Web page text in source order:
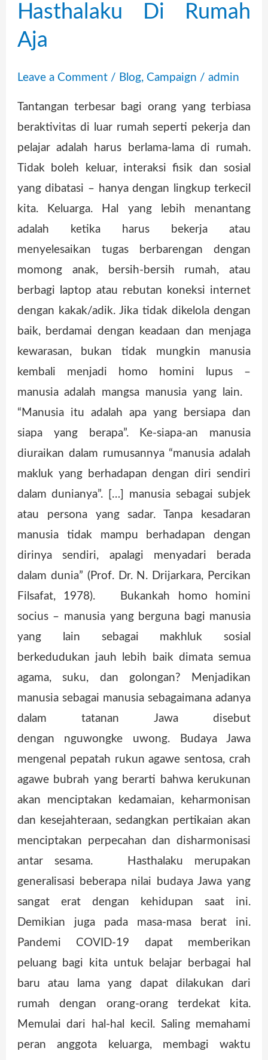
Hasthalaku Di Rumah
Aja
Leave a Comment / Blog, Campaign / admin
Tantangan terbesar bagi orang yang terbiasa
beraktivitas di luar rumah seperti pekerja dan
pelajar adalah harus berlama-lama di rumah.
Tidak boleh keluar, interaksi fisik dan sosial
yang dibatasi – hanya dengan lingkup terkecil
kita. Keluarga. Hal yang lebih menantang
adalah ketika harus bekerja atau
menyelesaikan tugas berbarengan dengan
momong anak, bersih-bersih rumah, atau
berbagi laptop atau rebutan koneksi internet
dengan kakak/adik. Jika tidak dikelola dengan
baik, berdamai dengan keadaan dan menjaga
kewarasan, bukan tidak mungkin manusia
kembali menjadi homo homini lupus –
manusia adalah mangsa manusia yang lain.
“Manusia itu adalah apa yang bersiapa dan
siapa yang berapa”. Ke-siapa-an manusia
diuraikan dalam rumusannya “manusia adalah
makluk yang berhadapan dengan diri sendiri
dalam dunianya”. […] manusia sebagai subjek
atau persona yang sadar. Tanpa kesadaran
manusia tidak mampu berhadapan dengan
dirinya sendiri, apalagi menyadari berada
dalam dunia” (Prof. Dr. N. Drijarkara, Percikan
Filsafat, 1978). Bukankah homo homini
socius – manusia yang berguna bagi manusia
yang lain sebagai makhluk sosial
berkedudukan jauh lebih baik dimata semua
agama, suku, dan golongan? Menjadikan
manusia sebagai manusia sebagaimana adanya
dalam tatanan Jawa disebut
dengan nguwongke uwong. Budaya Jawa
mengenal pepatah rukun agawe sentosa, crah
agawe bubrah yang berarti bahwa kerukunan
akan menciptakan kedamaian, keharmonisan
dan kesejahteraan, sedangkan pertikaian akan
menciptakan perpecahan dan disharmonisasi
antar sesama. Hasthalaku merupakan
generalisasi beberapa nilai budaya Jawa yang
sangat erat dengan kehidupan saat ini.
Demikian juga pada masa-masa berat ini.
Pandemi COVID-19 dapat memberikan
peluang bagi kita untuk belajar berbagai hal
baru atau lama yang dapat dilakukan dari
rumah dengan orang-orang terdekat kita.
Memulai dari hal-hal kecil. Saling memahami
peran anggota keluarga, membagi waktu